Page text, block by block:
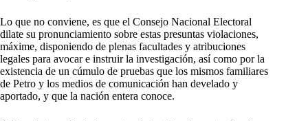
Lo que no conviene, es que el Consejo Nacional Electoral
dilate su pronunciamiento sobre estas presuntas violaciones,
máxime, disponiendo de plenas facultades y atribuciones
legales para avocar e instruir la investigación, así como por la
existencia de un cúmulo de pruebas que los mismos familiares
de Petro y los medios de comunicación han develado y
aportado, y que la nación entera conoce.